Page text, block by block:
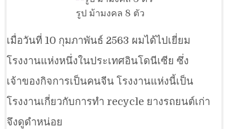
รูป ม้ามงคล 8 ตัว
เมื่อวันที่ 10 กุมภาพันธ์ 2563 ผมได้ไปเยี่ยม
โรงงานแห่งหนึ่งในประเทศอินโดนีเซีย ซึ่ง
เจ้าของกิจการเป็นคนจีน โรงงานแห่งนี้เป็น
โรงงานเกี่ยวกับการทำ recycle ยางรถยนต์เก่า
จึงดูดำหน่อย